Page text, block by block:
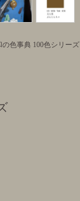
の色事典 100色シリーズ